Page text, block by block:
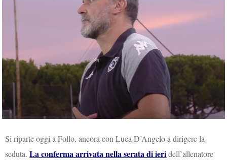
Si riparte oggi a Follo, ancora con Luca D’Angelo a dirigere la
seduta.La conferma arrivata nella serata di ieridell’allenatore